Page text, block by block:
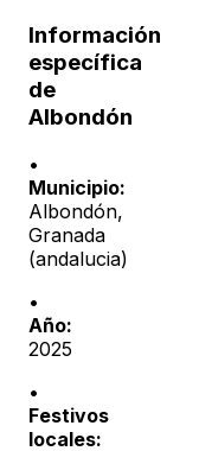
Información
específica
de
Albondón
•
Municipio:
Albondón,
Granada
(andalucia)
•
Año:
2025
•
Festivos
locales: